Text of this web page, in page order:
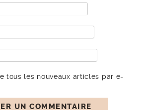
tous les nouveaux articles par e-